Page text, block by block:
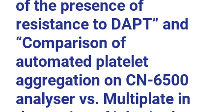
of the presence of
resistance to DAPT” and
“Comparison of
automated platelet
aggregation on CN-6500
analyser vs. Multiplate in